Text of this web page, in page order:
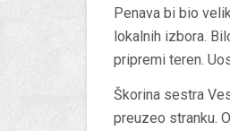
Penava bi bio
lokalnih izbora.
pripremi teren.
Škorina sestra
preuzeo stranku.